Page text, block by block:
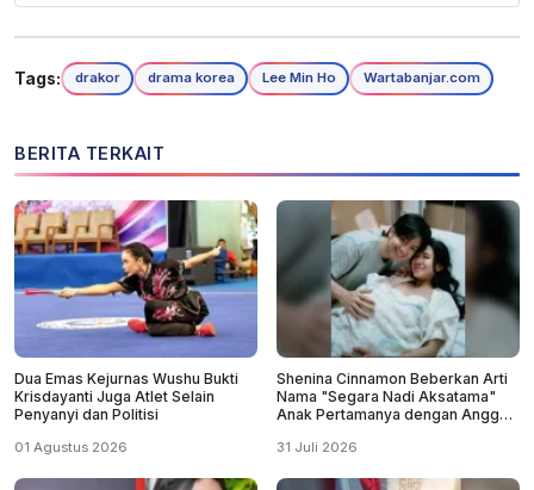
Tags: drakor drama korea Lee Min Ho Wartabanjar.com
BERITA TERKAIT
Dua Emas Kejurnas Wushu Bukti
Krisdayanti Juga Atlet Selain
Penyanyi dan Politisi
01 Agustus 2026
Shenina Cinnamon Beberkan Arti
Nama "Segara Nadi Aksatama"
Anak Pertamanya dengan Angga
31 Juli 2026